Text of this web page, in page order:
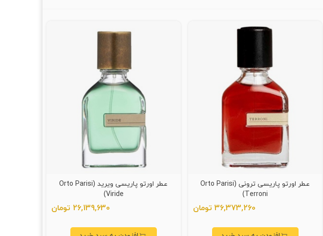
عطر اورتو پاریسی ترونی (Orto Parisi
Terroni)
36,373,260 تومان
عطر اورتو پاریسی ویرید (Orto Parisi
Viride)
26,139,630 تومان